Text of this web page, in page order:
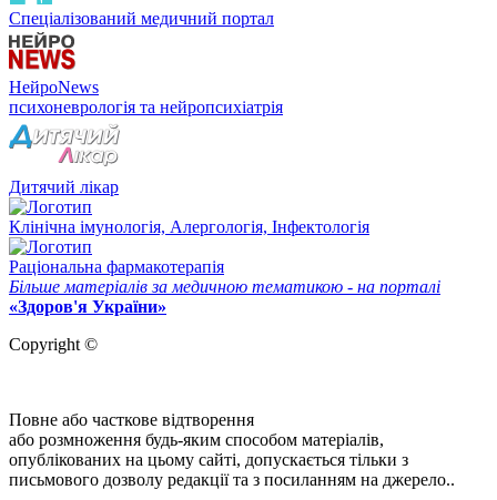
Спеціалізований медичний портал
НейроNews
психоневрологія та нейропсихіатрія
Дитячий лікар
Клінічна імунологія, Алергологія, Інфектологія
Раціональна фармакотерапія
Більше матеріалів за медичною тематикою - на порталі
«Здоров'я України»
Copyright ©
Повне або часткове відтворення
або розмноження будь-яким способом матеріалів,
опублікованих на цьому сайті, допускається тільки з
письмового дозволу редакції та з посиланням на джерело..